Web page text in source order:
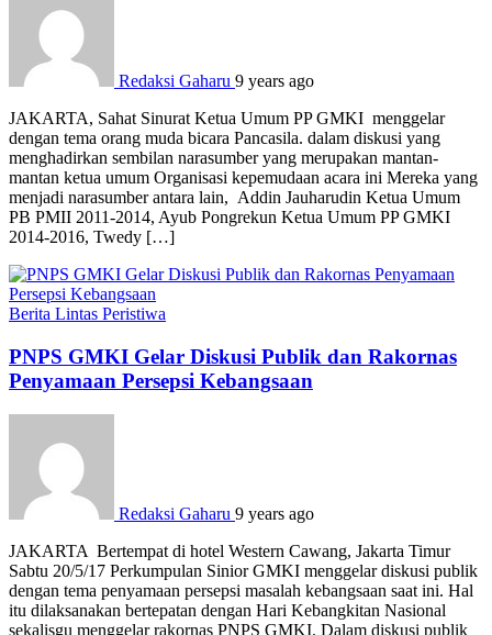
Redaksi Gaharu 9 years ago
JAKARTA, Sahat Sinurat Ketua Umum PP GMKI menggelar
dengan tema orang muda bicara Pancasila. dalam diskusi yang
menghadirkan sembilan narasumber yang merupakan mantan-
mantan ketua umum Organisasi kepemudaan acara ini Mereka yang
menjadi narasumber antara lain, Addin Jauharudin Ketua Umum
PB PMII 2011-2014, Ayub Pongrekun Ketua Umum PP GMKI
2014-2016, Twedy […]
Berita Lintas Peristiwa
PNPS GMKI Gelar Diskusi Publik dan Rakornas
Penyamaan Persepsi Kebangsaan
Redaksi Gaharu 9 years ago
JAKARTA Bertempat di hotel Western Cawang, Jakarta Timur
Sabtu 20/5/17 Perkumpulan Sinior GMKI menggelar diskusi publik
dengan tema penyamaan persepsi masalah kebangsaan saat ini. Hal
itu dilaksanakan bertepatan dengan Hari Kebangkitan Nasional
sekalisgu menggelar rakornas PNPS GMKI. Dalam diskusi publik